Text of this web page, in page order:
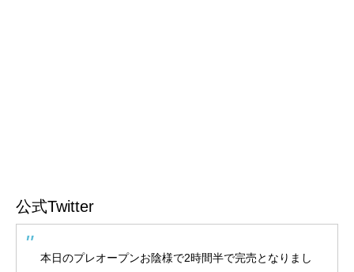
公式Twitter
本日のプレオープンお陰様で2時間半で完売となりまし